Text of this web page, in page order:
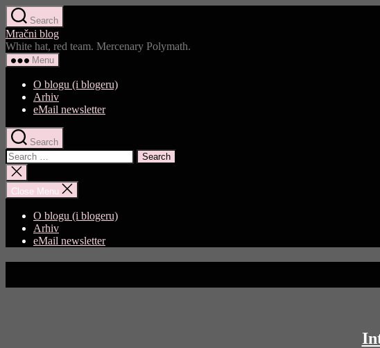
Skip
to
the
content
Search
Mračni blog
White hat, red team. Mercenary Polymath.
Menu
O blogu (i blogeru)
Arhiv
eMail newsletter
Search
Search
for:
Close
search
Close Menu
O blogu (i blogeru)
Arhiv
eMail newsletter